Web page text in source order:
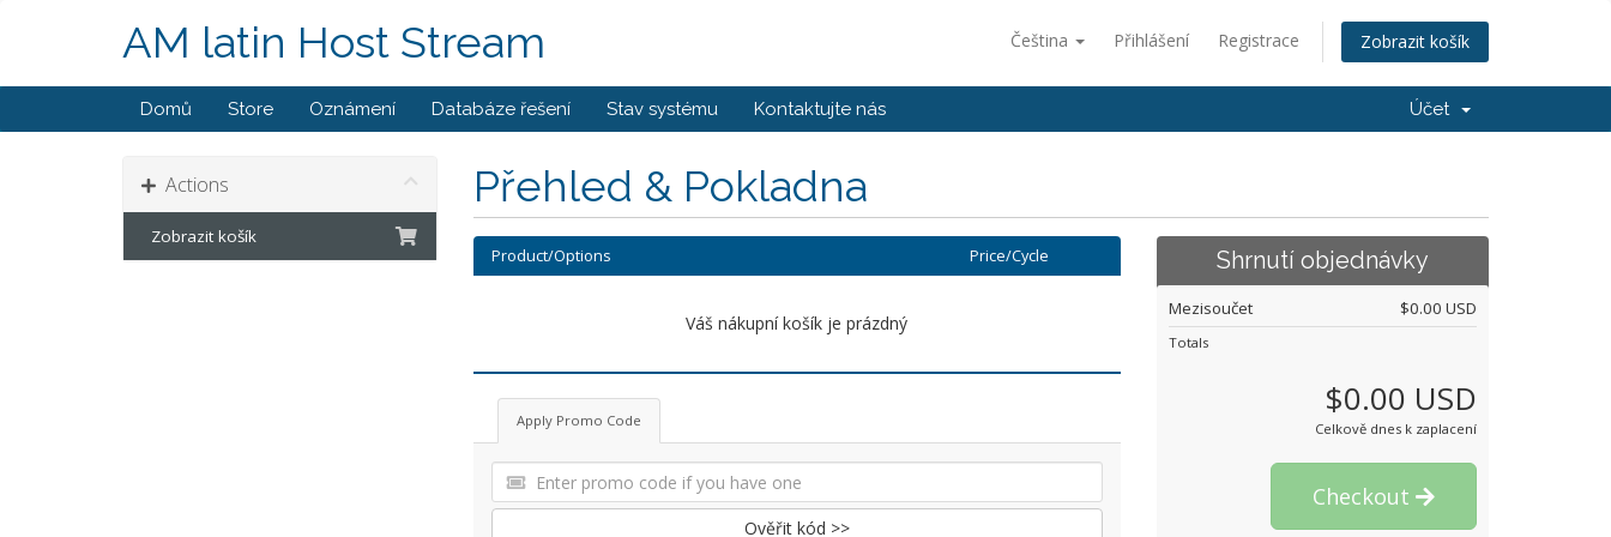
Čeština Přihlášení Registrace Zobrazit košík
AM latin Host Stream
Domů Store Oznámení Databáze řešení Stav systému Kontaktujte nás Účet
Actions
Zobrazit košík
Přehled & Pokladna
Product/Options Price/Cycle
Váš nákupní košík je prázdný
Apply Promo Code
Ověřit kód >>
Shrnutí objednávky
Mezisoučet $0.00 USD
Totals
$0.00 USD
Celkově dnes k zaplacení
Checkout